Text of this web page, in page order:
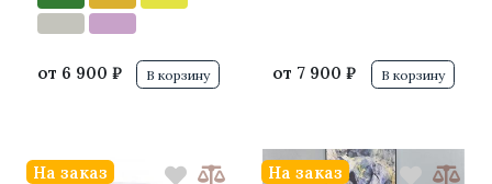
от 6 900 ₽ В корзину от 7 900 ₽ В корзину
На заказ На заказ